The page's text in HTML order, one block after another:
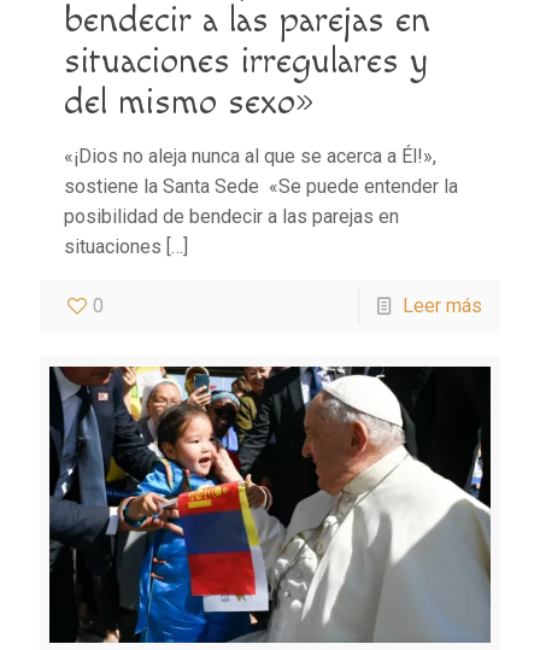
bendecir a las parejas en
situaciones irregulares y
del mismo sexo»
«¡Dios no aleja nunca al que se acerca a Él!»,
sostiene la Santa Sede «Se puede entender la
posibilidad de bendecir a las parejas en
situaciones […]
0 Leer más